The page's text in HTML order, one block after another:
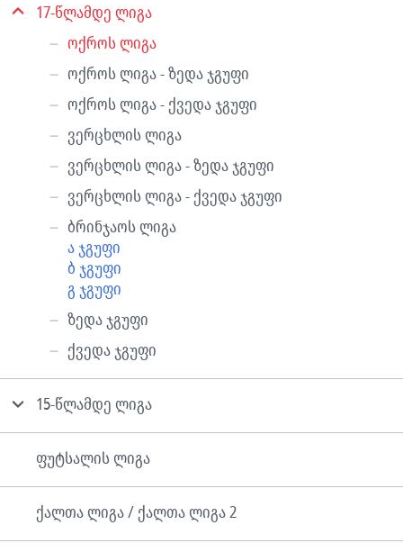
17-წლამდე ლიგა
ოქროს ლიგა
ოქროს ლიგა - ზედა ჯგუფი
ოქროს ლიგა - ქვედა ჯგუფი
ვერცხლის ლიგა
ვერცხლის ლიგა - ზედა ჯგუფი
ვერცხლის ლიგა - ქვედა ჯგუფი
ბრინჯაოს ლიგა
ა ჯგუფი
ბ ჯგუფი
გ ჯგუფი
ზედა ჯგუფი
ქვედა ჯგუფი
15-წლამდე ლიგა
ფუტსალის ლიგა
ქალთა ლიგა / ქალთა ლიგა 2